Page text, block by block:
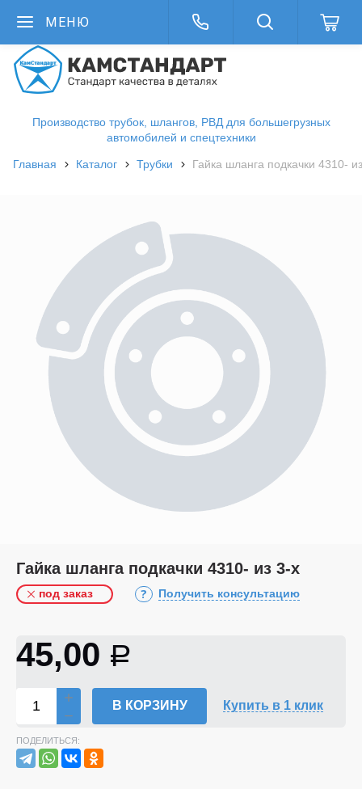
МЕНЮ
Производство трубок, шлангов, РВД для большегрузных
автомобилей и спецтехники
Главная Каталог Трубки Гайка шланга подкачки 4310-
Гайка шланга подкачки 4310- из 3-х
под заказ Получить консультацию
45,00 Р
В КОРЗИНУ Купить в 1 клик
ПОДЕЛИТЬСЯ: